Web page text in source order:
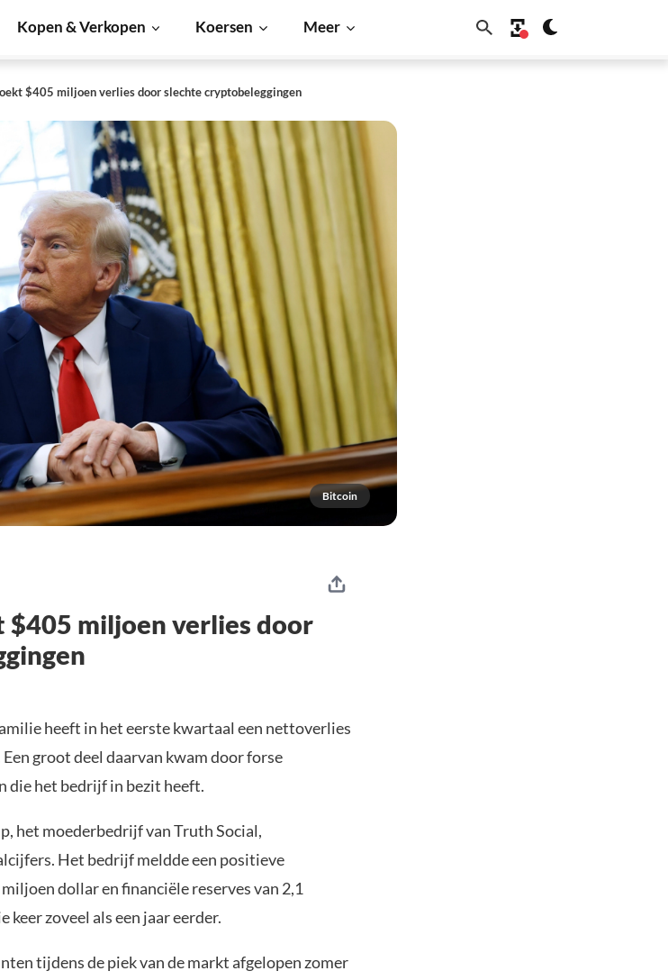
Kopen & Verkopen Koersen Meer
$405 miljoen verlies door slechte cryptobeleggingen
Bitcoin
$405 miljoen verlies door
heeft in het eerste kwartaal een nettoverlies
groot deel daarvan kwam door forse
die het bedrijf in bezit heeft.
het moederbedrijf van Truth Social,
Het bedrijf meldde een positieve
dollar en financiële reserves van 2,1
zoveel als een jaar eerder.
tijdens de piek van de markt afgelopen zomer